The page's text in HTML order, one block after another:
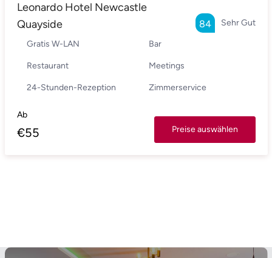
Leonardo Hotel Newcastle
Quayside
Sehr Gut
84
Gratis W-LAN Bar
Restaurant Meetings
24-Stunden-Rezeption Zimmerservice
Ab
€55 Preise auswählen